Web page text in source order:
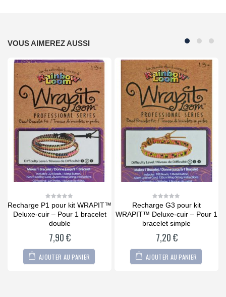
VOUS AIMEREZ AUSSI
0
out
of
Recharge P1 pour kit WRAPIT™
Deluxe-cuir – Pour 1 bracelet
double
7,90€
AJOUTER AU PANIER
0
out
of
5
Recharge G3 pour kit
WRAPIT™ Deluxe-cuir – Pour 1
bracelet simple
7,20€
AJOUTER AU PANIER